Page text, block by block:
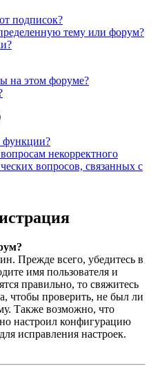
подписок?
тему или форум?
на этом форуме?
функции?
некорректного
вопросов, связанных с
Прежде всего, убедитесь в
имя пользователя и
правильно, то свяжитесь
чтобы проверить, не был ли
Также возможно, что
настроил конфигурацию
исправления настроек.